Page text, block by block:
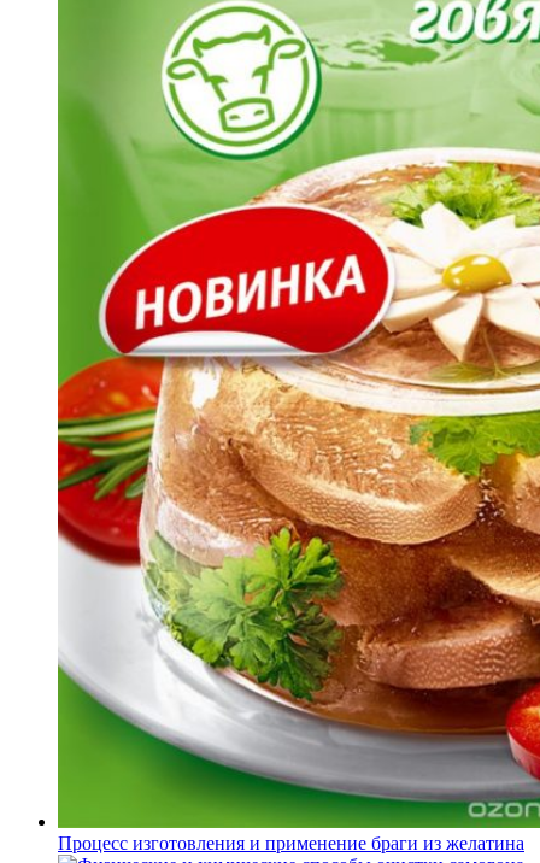
Процесс изготовления и применение браги из желатина